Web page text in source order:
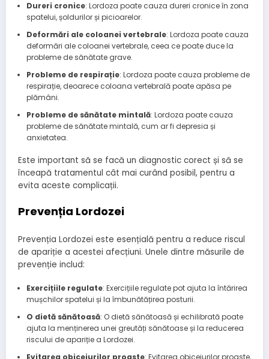
Dureri cronice: Lordoza poate cauza dureri cronice în zona
spatelui, șoldurilor și picioarelor.
Deformări ale coloanei vertebrale: Lordoza poate cauza
deformări ale coloanei vertebrale, ceea ce poate duce la
probleme de sănătate grave.
Probleme de respirație: Lordoza poate cauza probleme de
respirație, deoarece coloana vertebrală poate apăsa pe
plămâni.
Probleme de sănătate mintală: Lordoza poate cauza
probleme de sănătate mintală, cum ar fi depresia și
anxietatea.
Este important să se facă un diagnostic corect și să se
înceapă tratamentul cât mai curând posibil, pentru a
evita aceste complicații.
Prevenția Lordozei
Prevenția Lordozei este esențială pentru a reduce riscul
de apariție a acestei afecțiuni. Unele dintre măsurile de
prevenție includ:
Exercițiile regulate: Exercițiile regulate pot ajuta la întărirea
mușchilor spatelui și la îmbunătățirea posturii.
O dietă sănătoasă: O dietă sănătoasă și echilibrată poate
ajuta la menținerea unei greutăți sănătoase și la reducerea
riscului de apariție a Lordozei.
Evitarea obiceiurilor proaste: Evitarea obiceiurilor proaste,